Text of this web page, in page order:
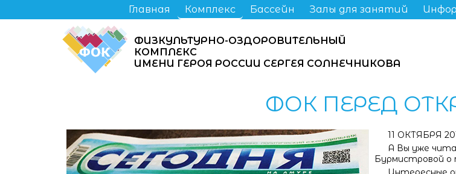
Главная Комплекс Бассейн Залы для занятий
ФИЗКУЛЬТУРНО-ОЗДОРОВИТЕЛЬНЫЙ
КОМПЛЕКС
ИМЕНИ ГЕРОЯ РОССИИ СЕРГЕЯ СОЛНЕЧНИКОВА
ФОК ПЕРЕД
11 ОКТЯБРЯ
А Вы уже
Бурмистровой